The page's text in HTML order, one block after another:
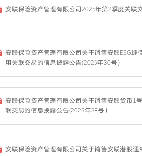
安联保险资产管理有限公司2025年第2季度关联
安联保险资产管理有限公司关于销售安联ESG纯
用关联交易的信息披露公告(2025年30号）
安联保险资产管理有限公司关于销售安联货币1
联交易的信息披露公告(2025年28号）
安联保险资产管理有限公司关于销售安联港股通